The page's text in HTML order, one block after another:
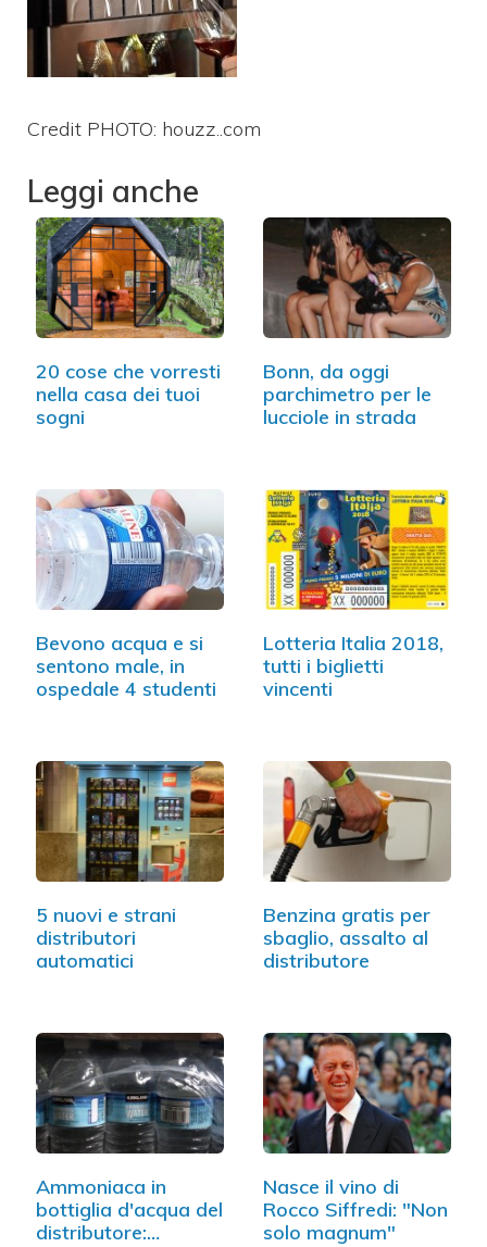
Credit PHOTO: houzz..com
Leggi anche
20 cose che vorresti
nella casa dei tuoi
sogni
Bonn, da oggi
parchimetro per le
lucciole in strada
Bevono acqua e si
sentono male, in
ospedale 4 studenti
Lotteria Italia 2018,
tutti i biglietti
vincenti
5 nuovi e strani
distributori
automatici
Benzina gratis per
sbaglio, assalto al
distributore
Ammoniaca in
bottiglia d'acqua del
distributore:…
Nasce il vino di
Rocco Siffredi: "Non
solo magnum"